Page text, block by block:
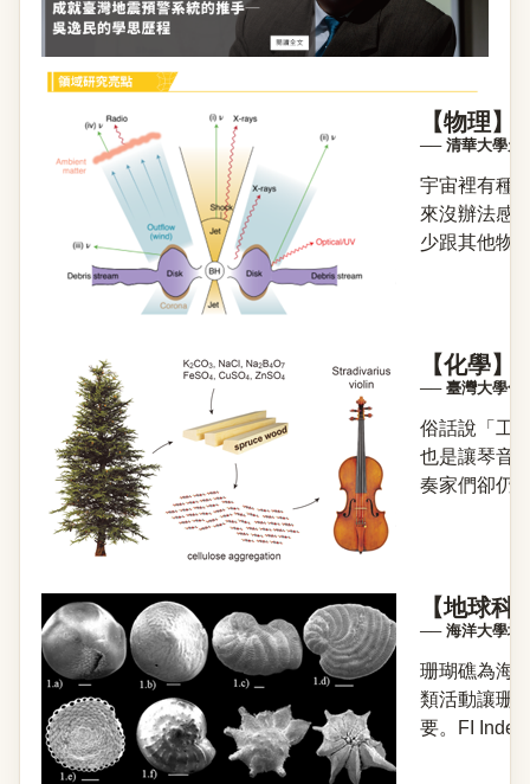
【物理
── 清華大學天
宇宙裡有種
來沒辦法感
少跟其他物
【化學
── 臺灣大學化
俗話說「工
也是讓琴音
奏家們卻仍
【地球
── 海洋大學地
珊瑚礁為海
類活動讓珊
要。FI